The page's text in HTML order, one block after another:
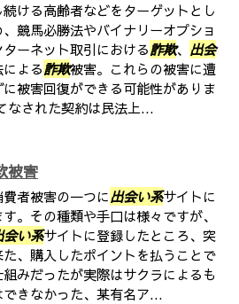
ける高齢者などをターゲットとし
競馬必勝法やバイナリーオプショ
ーネット取引における詐欺、 出会
よる詐欺被害。これらの被害に遭
被害回復ができる可能性がありま
なされた契約は民法上...
被害
者被害の一つに出会い系サイトに
。その種類や手口は様々ですが、
会い系サイトに登録したところ、突
、購入したポイントを払うことで
みだったが実際はサクラによるも
きなかった、某有名ア...